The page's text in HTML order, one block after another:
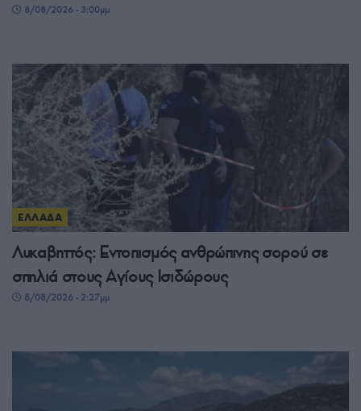
8/08/2026 - 3:00μμ
ΕΛΛΑΔΑ
Λυκαβηττός: Εντοπισμός ανθρώπινης σορού σε
σπηλιά στους Αγίους Ισιδώρους
8/08/2026 - 2:27μμ